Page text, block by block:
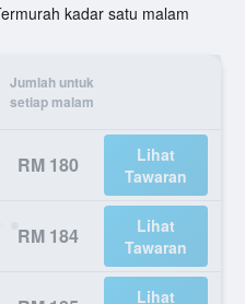
kadar satu malam
Jumlah untuk
setiap malam
RM 180
Lihat
Tawaran
RM 184
Lihat
Tawaran
Lihat